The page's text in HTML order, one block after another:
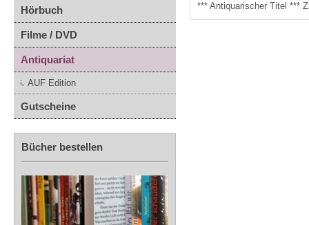
Hörbuch
Filme / DVD
Antiquariat
AUF Edition
Gutscheine
Bücher bestellen
*** Antiquarischer Titel ***